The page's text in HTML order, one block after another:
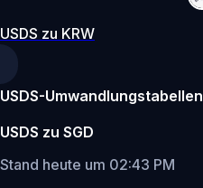
USDS zu KRW
USDS-Umwandlungstabellen
USDS zu SGD
Stand heute um 02:43 PM